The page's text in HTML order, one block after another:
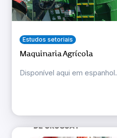
Estudos setoriais
Maquinaria Agrícola
Disponível aqui em espanhol.